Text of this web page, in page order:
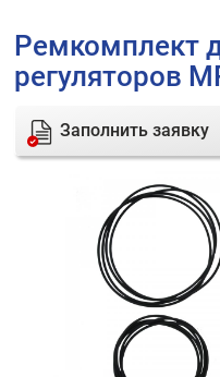
Ремкомплект
регуляторов
Заполнить заявку